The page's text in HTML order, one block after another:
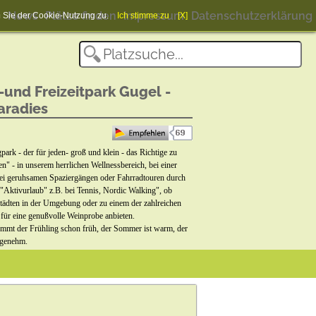
News Plätze finden Impressum Datenschutzerklärung
Freizeitpark Gugel -
- der für jeden- groß und klein - das Richtige zu
- in unserem herrlichen Wellnessbereich, bei einer
geruhsamen Spaziergängen oder Fahrradtouren durch
z.B. bei Tennis, Nordic Walking", ob
in der Umgebung oder zu einem der zahlreichen
eine genußvolle Weinprobe anbieten.
der Frühling schon früh, der Sommer ist warm, der
"Au Savoir Vivre"mit leckeren Fleisch-, und
und Pizzen aus dem Holzofen ! oder versorgen
W-LAN AUF DEM CAMPINGGELÄNDE!
Sie der Cookie-Nutzung zu. Ich stimme zu [X]